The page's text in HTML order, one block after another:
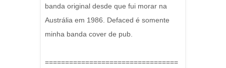
banda original desde que fui morar na
Austrália em 1986. Defaced é somente
minha banda cover de pub.
=================================